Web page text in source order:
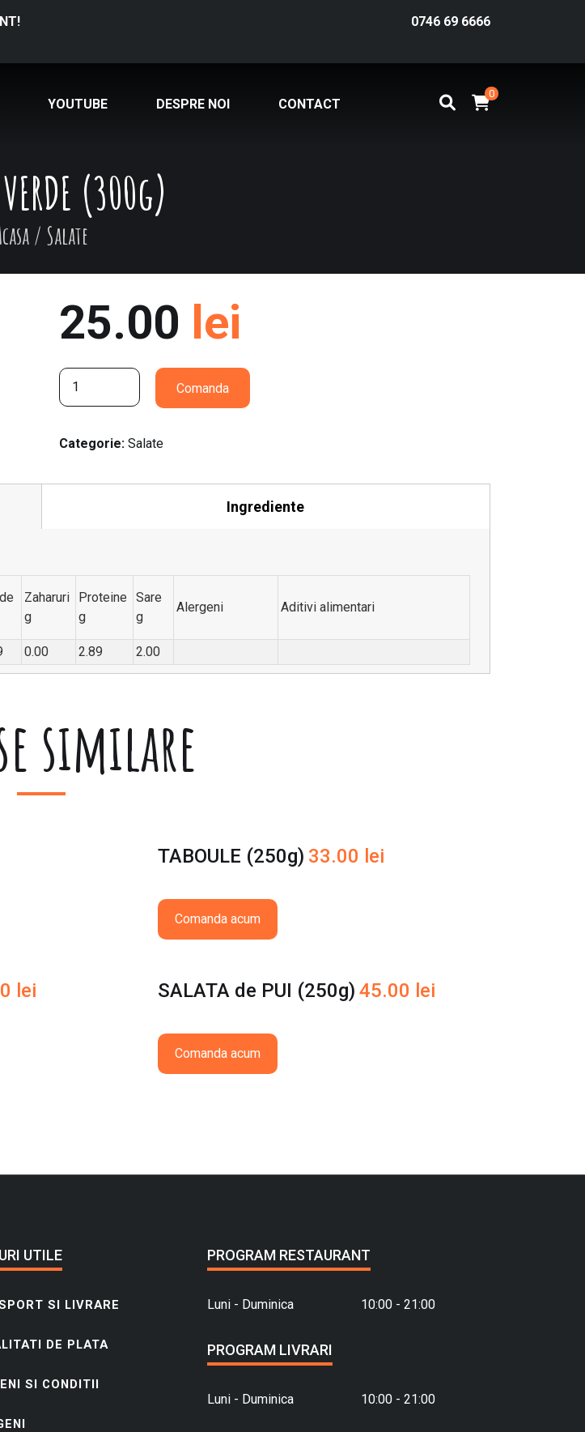
0746 69 6666
YOUTUBE DESPRE NOI CONTACT
0
(300g)
/ Salate
25.00 lei
SALATA VERDE (300g) quantity
Comanda
Categorie: Salate
Ingrediente
Zaharuri
g
Proteine
g
Sare
g
Alergeni Aditivi alimentari
0.00 2.89 2.00
similare
TABOULE (250g) 33.00 lei
Comanda acum
lei SALATA de PUI (250g) 45.00 lei
Comanda acum
UTILE
SI LIVRARE
DE PLATA
SI CONDITII
PROGRAM RESTAURANT
Luni - Duminica 10:00 - 21:00
PROGRAM LIVRARI
Luni - Duminica 10:00 - 21:00